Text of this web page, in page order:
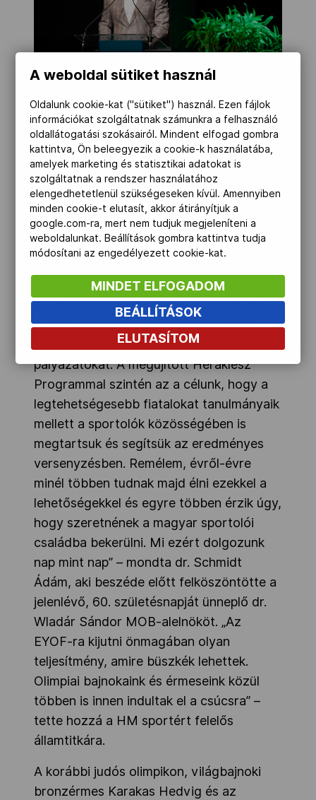
MOB-Média/Szalmás Péter
„Büszkeséggel tölt el minden ilyen
alkalom, hiszen láthatom, hogy mennyi
tehetséges fiatal sportolója van
hazánknak, akik készek a nemzetközi
mezőnyben is megmérettetni magukat. A
fiatalok sportolását a magunk eszközeivel
segíteni. Ezért hoztuk létre tavaly ősszel
a Tehetség Plusz Programot, ezért írjuk ki
évente a Magyarország jó tanulója, jó
sportolója és a Magyarország tehetsége
pályázatokat. A megújított Heraklész
Programmal szintén az a célunk, hogy a
legtehetségesebb fiatalokat tanulmányaik
mellett a sportolók közösségében is
megtartsuk és segítsük az eredményes
versenyzésben. Remélem, évről-évre
minél többen tudnak majd élni ezekkel a
lehetőségekkel és egyre többen érzik úgy,
hogy szeretnének a magyar sportolói
családba bekerülni. Mi ezért dolgozunk
nap mint nap” – mondta dr. Schmidt
Ádám, aki beszéde előtt felköszöntötte a
jelenlévő, 60. születésnapját ünneplő dr.
Wladár Sándor MOB-alelnököt. „Az
EYOF-ra kijutni önmagában olyan
teljesítmény, amire büszkék lehettek.
Olimpiai bajnokaink és érmeseink közül
többen is innen indultak el a csúcsra” –
tette hozzá a HM sportért felelős
államtitkára.
A korábbi judós olimpikon, világbajnoki
bronzérmes Karakas Hedvig és az
A weboldal sütiket használ
Oldalunk cookie-kat ("sütiket") használ. Ezen fájlok
információkat szolgáltatnak számunkra a felhasználó
oldallátogatási szokásairól. Mindent elfogad gombra
kattintva, Ön beleegyezik a cookie-k használatába,
amelyek marketing és statisztikai adatokat is
szolgáltatnak a rendszer használatához
elengedhetetlenül szükségeseken kívül. Amennyiben
minden cookie-t elutasít, akkor átirányítjuk a
google.com-ra, mert nem tudjuk megjeleníteni a
weboldalunkat. Beállítások gombra kattintva tudja
módosítani az engedélyezett cookie-kat.
MINDET ELFOGADOM
BEÁLLÍTÁSOK
ELUTASÍTOM